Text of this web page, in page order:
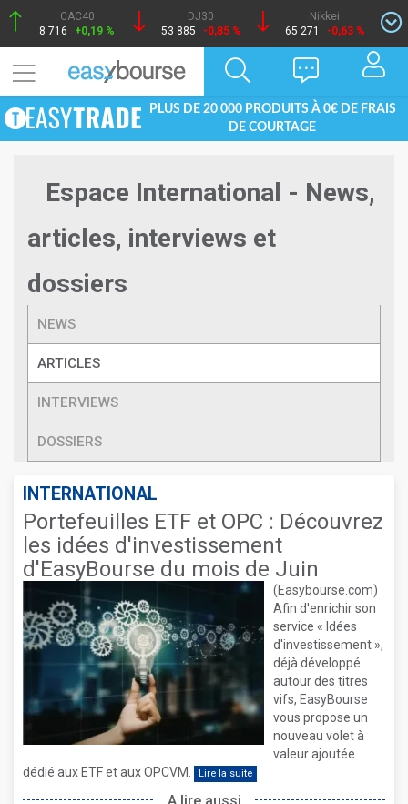
CAC40
8 716
+0,19 %
DJ30
53 885
-0,85 %
Nikkei
65 271
-0,63 %
PLUS DE 20 000 PRODUITS À 0€ DE FRAIS
DE COURTAGE
Espace International - News,
articles, interviews et
dossiers
NEWS
ARTICLES
INTERVIEWS
DOSSIERS
INTERNATIONAL
Portefeuilles ETF et OPC : Découvrez
les idées d'investissement
d'EasyBourse du mois de Juin
(Easybourse.com)
Afin d'enrichir son
service « Idées
d'investissement »,
déjà développé
autour des titres
vifs, EasyBourse
vous propose un
nouveau volet à
valeur ajoutée
dédié aux ETF et aux OPCVM.
Lire la suite